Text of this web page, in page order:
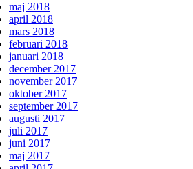
maj 2018
april 2018
mars 2018
februari 2018
januari 2018
december 2017
november 2017
oktober 2017
september 2017
augusti 2017
juli 2017
juni 2017
maj 2017